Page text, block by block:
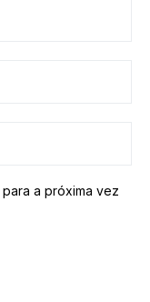
a próxima vez